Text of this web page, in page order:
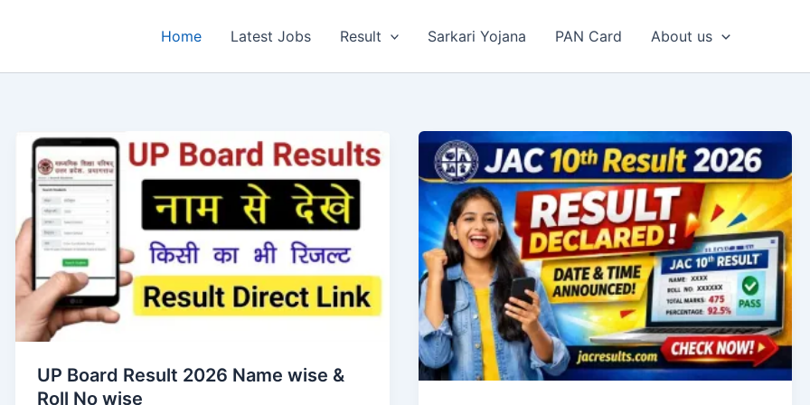
Home Latest Jobs Result Sarkari Yojana PAN Card About us
UP Board Result 2026 Name wise &
Roll No wise